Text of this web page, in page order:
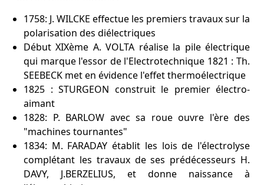
1758: J. WILCKE effectue les premiers travaux sur la
polarisation des diélectriques
Début XIXème A. VOLTA réalise la pile électrique
qui marque l'essor de l'Electrotechnique 1821 : Th.
SEEBECK met en évidence l'effet thermoélectrique
1825 : STURGEON construit le premier électro-
aimant
1828: P. BARLOW avec sa roue ouvre l'ère des
"machines tournantes"
1834: M. FARADAY établit les lois de l'électrolyse
complétant les travaux de ses prédécesseurs H.
DAVY, J.BERZELIUS, et donne naissance à